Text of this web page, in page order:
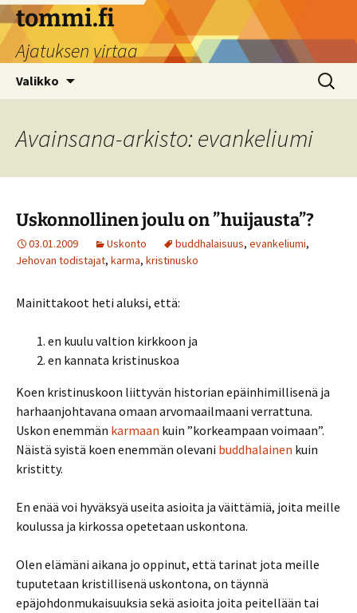
Siirry
sisältöön
tommi.fi
Ajatuksen virtaa
Valikko Haku:
Avainsana-arkisto: evankeliumi
Uskonnollinen joulu on ”huijausta”?
03.01.2009 Uskonto buddhalaisuus, evankeliumi,
Jehovan todistajat, karma, kristinusko
Mainittakoot heti aluksi, että:
en kuulu valtion kirkkoon ja
en kannata kristinuskoa
Koen kristinuskoon liittyvän historian epäinhimillisenä ja
harhaanjohtavana omaan arvomaailmaani verrattuna.
Uskon enemmän karmaan kuin ”korkeampaan voimaan”.
Näistä syistä koen enemmän olevani buddhalainen kuin
kristitty.
En enää voi hyväksyä useita asioita ja väittämiä, joita meille
koulussa ja kirkossa opetetaan uskontona.
Olen elämäni aikana jo oppinut, että tarinat jota meille
tuputetaan kristillisenä uskontona, on täynnä
epäjohdonmukaisuuksia sekä asioita joita peitellään tai